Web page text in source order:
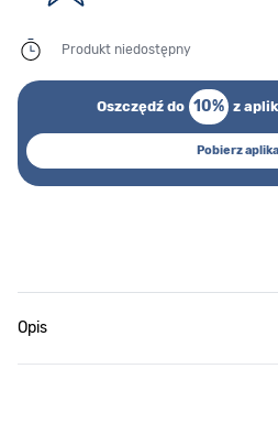
Produkt niedostępny
Oszczędź do 10% z
Pobierz
Opis